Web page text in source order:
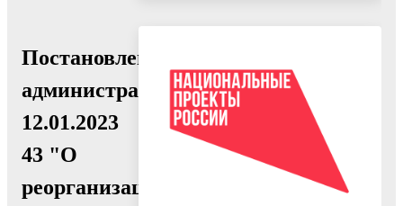
Постановление
администрации
12.01.2023
43 "О
реорганизации